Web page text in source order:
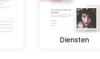
Diensten